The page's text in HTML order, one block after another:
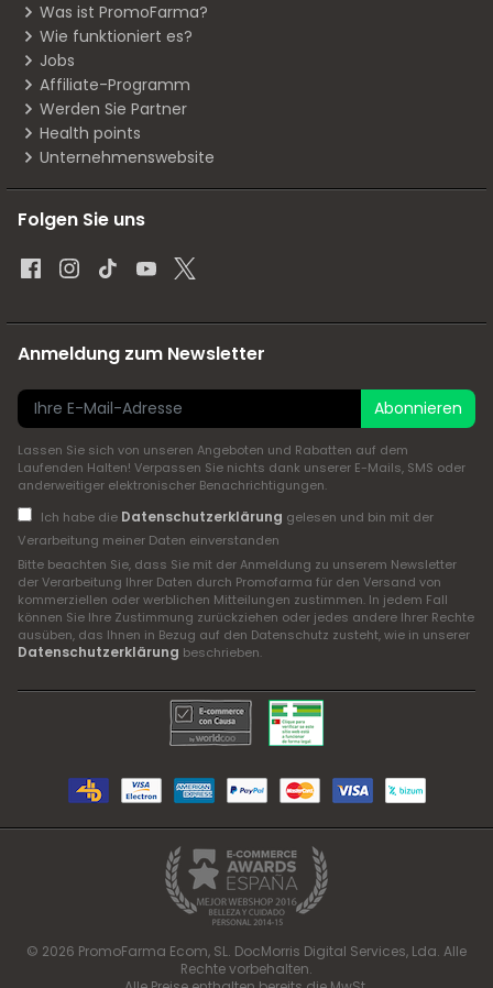
Was ist PromoFarma?
Wie funktioniert es?
Jobs
Affiliate-Programm
Werden Sie Partner
Health points
Unternehmenswebsite
Folgen Sie uns
Anmeldung zum Newsletter
Abonnieren
Lassen Sie sich von unseren Angeboten und Rabatten auf dem
Laufenden Halten! Verpassen Sie nichts dank unserer E-Mails, SMS oder
anderweitiger elektronischer Benachrichtigungen.
Ich habe die Datenschutzerklärung gelesen und bin mit der
Verarbeitung meiner Daten einverstanden
Bitte beachten Sie, dass Sie mit der Anmeldung zu unserem Newsletter
der Verarbeitung Ihrer Daten durch Promofarma für den Versand von
kommerziellen oder werblichen Mitteilungen zustimmen. In jedem Fall
können Sie Ihre Zustimmung zurückziehen oder jedes andere Ihrer Rechte
ausüben, das Ihnen in Bezug auf den Datenschutz zusteht, wie in unserer
Datenschutzerklärung beschrieben.
© 2026 PromoFarma Ecom, SL. DocMorris Digital Services, Lda. Alle
Rechte vorbehalten.